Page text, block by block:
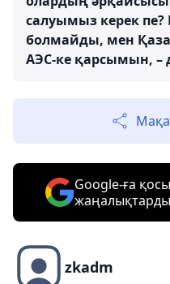
салуымыз керек
болмайды, мен
АЭС-ке қарсымын, –
Google-ға
zkadm